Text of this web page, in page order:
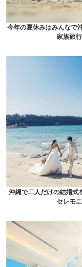
今年の夏休みはみんなで
家族旅
沖縄で二人だけの結婚式
セレモ